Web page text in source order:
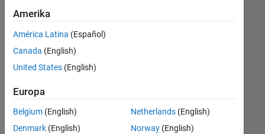
Business Model Team
Derzeit
es
keine
offenen
Stellen,
Ihren
Suchkriterien
entsprechen.
Amerika
América Latina (Español)
Canada (English)
United States (English)
Europa
Belgium (English)
Denmark (English)
Netherlands(English)
Norway(English)